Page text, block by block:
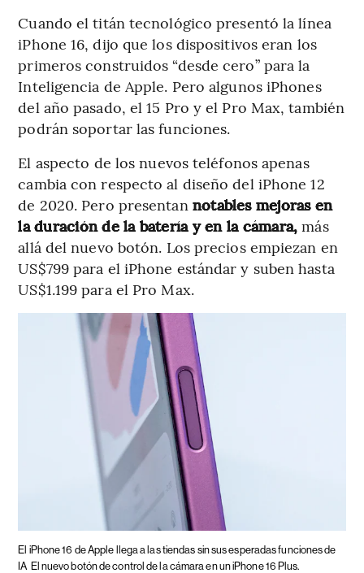
Cuando el titán tecnológico presentó la línea
iPhone 16, dijo que los dispositivos eran los
primeros construidos “desde cero” para la
Inteligencia de Apple. Pero algunos iPhones
del año pasado, el 15 Pro y el Pro Max, también
podrán soportar las funciones.
El aspecto de los nuevos teléfonos apenas
cambia con respecto al diseño del iPhone 12
de 2020. Pero presentan notables mejoras en
la duración de la batería y en la cámara, más
allá del nuevo botón. Los precios empiezan en
US$799 para el iPhone estándar y suben hasta
US$1.199 para el Pro Max.
El iPhone 16 de Apple llega a las tiendas sin sus esperadas funciones de
IA El nuevo botón de control de la cámara en un iPhone 16 Plus.